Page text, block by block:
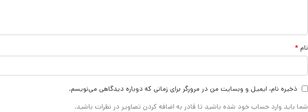
نام *
ذخیره نام، ایمیل و وبسایت من در مرورگر برای زمانی که دوباره دیدگاهی می‌نویسم.
شما باید وارد حساب خود شده باشید تا قادر به اضافه کردن تصاویر در نظرات باشید.